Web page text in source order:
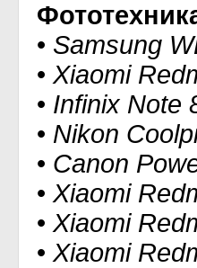
• Samsung
• Xiaomi
• Infinix Note
• Nikon
• Canon
• Xiaomi
• Xiaomi
• Xiaomi